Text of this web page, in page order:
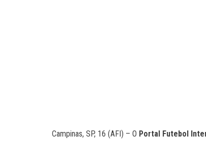
Campinas, SP, 16 (AFI) – O Portal Futebol